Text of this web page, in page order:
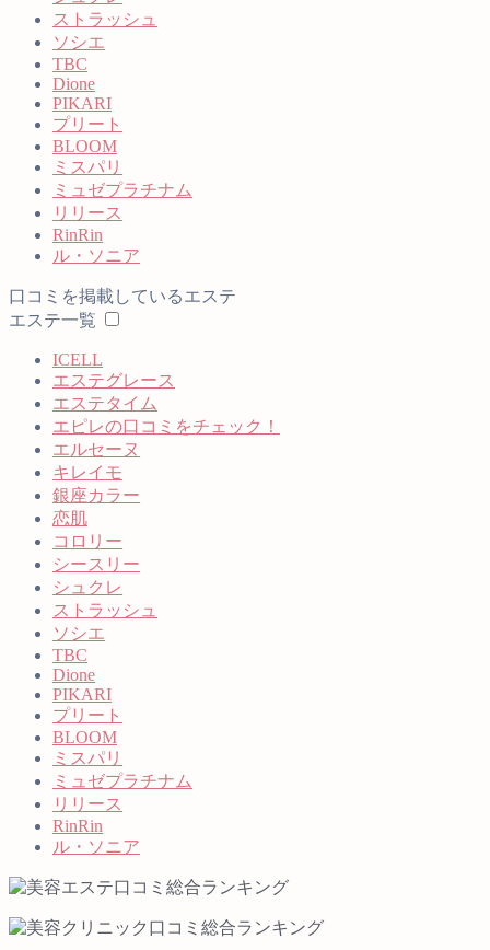
ストラッシュ
ソシエ
TBC
Dione
PIKARI
プリート
BLOOM
ミスパリ
ミュゼプラチナム
リリース
RinRin
ル・ソニア
口コミを掲載しているエステ
エステ一覧
ICELL
エステグレース
エステタイム
エピレの口コミをチェック！
エルセーヌ
キレイモ
銀座カラー
恋肌
コロリー
シースリー
シュクレ
ストラッシュ
ソシエ
TBC
Dione
PIKARI
プリート
BLOOM
ミスパリ
ミュゼプラチナム
リリース
RinRin
ル・ソニア